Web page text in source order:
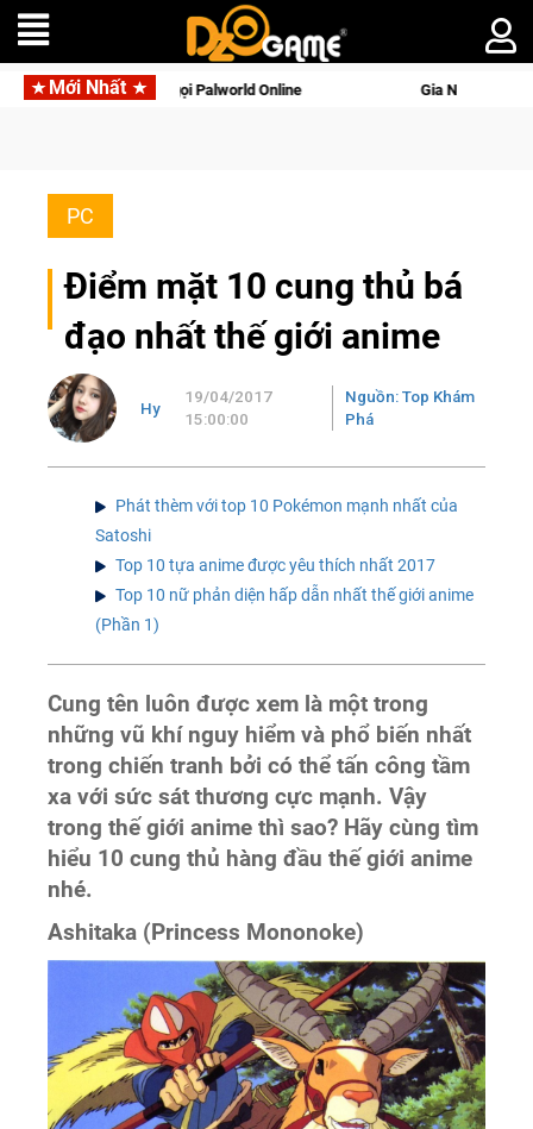
Mới Nhất
Online Gia Nhập Closed Beta Norse Saga: Cửu
PC
Điểm mặt 10 cung thủ bá
đạo nhất thế giới anime
Hy
19/04/2017
15:00:00
Nguồn: Top Khám
Phá
Phát thèm với top 10 Pokémon mạnh nhất của
Satoshi
Top 10 tựa anime được yêu thích nhất 2017
Top 10 nữ phản diện hấp dẫn nhất thế giới anime
(Phần 1)
Cung tên luôn được xem là một trong
những vũ khí nguy hiểm và phổ biến nhất
trong chiến tranh bởi có thể tấn công tầm
xa với sức sát thương cực mạnh. Vậy
trong thế giới anime thì sao? Hãy cùng tìm
hiểu 10 cung thủ hàng đầu thế giới anime
nhé.
Ashitaka (Princess Mononoke)